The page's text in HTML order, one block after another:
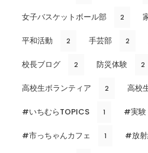
女子バスケットボール部 2
平和活動 2 手芸部 2
校長ブログ 2 防災体験 2
高校生ボランティア 2 高校
#いちむらTOPICS 1 #実験
#市っちゃんカフェ 1 #放